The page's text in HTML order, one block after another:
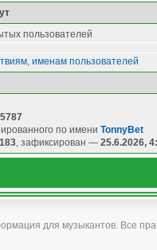
пользователей
, именам пользователей
по имени TonnyBet
, зафиксирован — 25.6.2026,
для музыкантов. Все